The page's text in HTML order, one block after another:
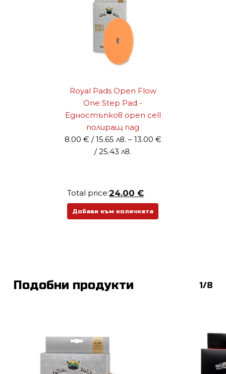
12.00 €
23.47 лв.
Royal Pads Open Flow
One Step Pad -
Едностъпков open cell
полиращ пад
8.00 € / 15.65 лв. – 13.00 €
/ 25.43 лв.
15.65 лв.
through
Total price:24.00 €
Добави към количката
Подобни продукти 1/8